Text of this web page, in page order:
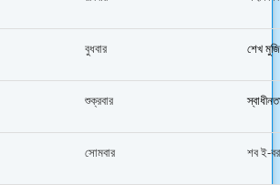
বুধবার শেখ
শুক্রবার
সোমবার শব ই-